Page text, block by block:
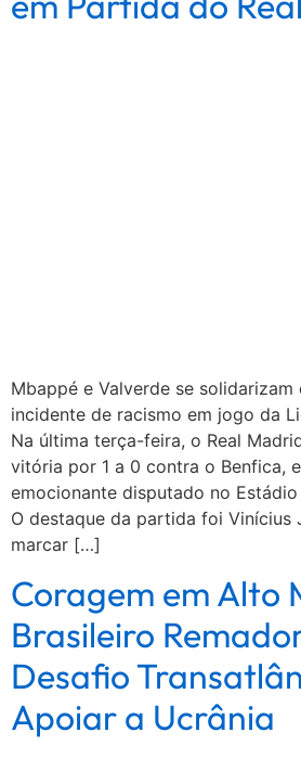
Mbappé e Valverde se
incidente de racismo em jogo da
Na última terça-feira, o Real
vitória por 1 a 0 contra o Benfica,
emocionante disputado no
O destaque da partida foi Vinícius
marcar […]
Coragem em Alto
Brasileiro
Desafio
Apoiar a Ucrânia